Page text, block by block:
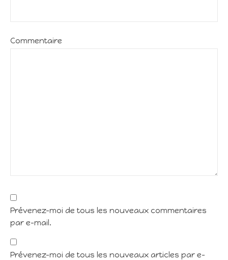
Commentaire
Prévenez-moi de tous les nouveaux commentaires
par e-mail.
Prévenez-moi de tous les nouveaux articles par e-